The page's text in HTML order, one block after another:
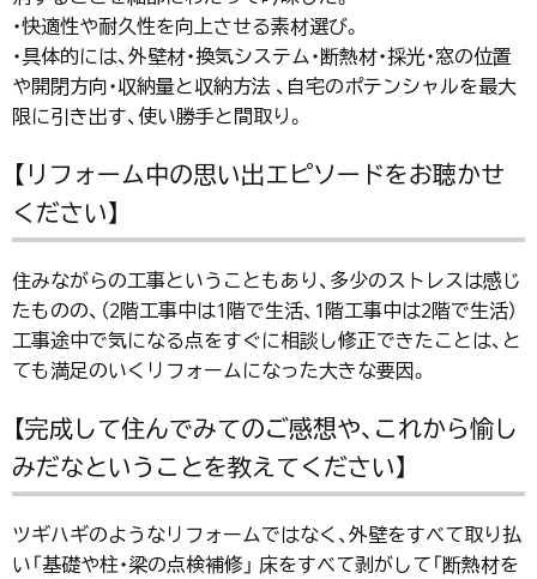
・快適性や耐久性を向上させる素材選び。
・具体的には、外壁材・換気システム・断熱材・採光・窓の位置
や開閉方向・収納量と収納方法 、自宅のポテンシャルを最大
限に引き出す、使い勝手と間取り。
【リフォーム中の思い出エピソードをお聴かせ
ください】
住みながらの工事ということもあり、多少のストレスは感じ
たものの、（2階工事中は1階で生活、1階工事中は2階で生活）
工事途中で気になる点をすぐに相談し修正できたことは、と
ても満足のいくリフォームになった大きな要因。
【完成して住んでみてのご感想や、これから愉し
みだなということを教えてください】
ツギハギのようなリフォームではなく、外壁をすべて取り払
い「基礎や柱・梁の点検補修」 床をすべて剥がして「断熱材を